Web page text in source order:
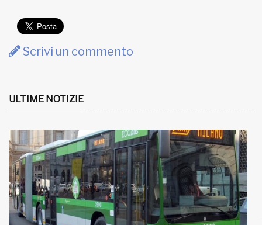
Scrivi un commento
ULTIME NOTIZIE